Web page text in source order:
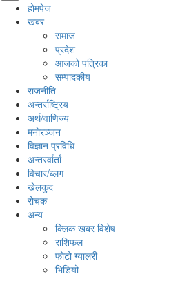
होमपेज
खबर
समाज
प्रदेश
आजको पत्रिका
सम्पादकीय
राजनीति
अन्तर्राष्ट्रिय
अर्थ/वाणिज्य
मनाेरञ्जन
विज्ञान प्रविधि
अन्तरर्वार्ता
विचार/ब्लग
खेलकुद
रोचक
अन्य
क्लिक खबर विशेष
राशिफल
फोटो ग्यालरी
भिडियो